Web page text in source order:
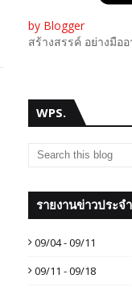
by Blogger
สร้างสรรค์ อย่างมือ
WPS.
รายงานข่าวประจ
09/04 - 09/11
09/11 - 09/18